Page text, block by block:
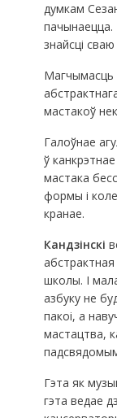
думкам
пачынаецца.
знайсці
Магчымасць
мастакоў
Галоўнае
ў
мастака
формы і
кранае.
Кандзінскі
школы. І
азбуку не
пакоі, а
мастацтва,
Гэта як
гэта ведае